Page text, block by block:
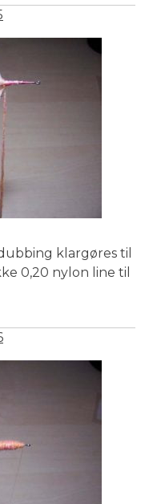
klargøres til
0,20 nylon line til